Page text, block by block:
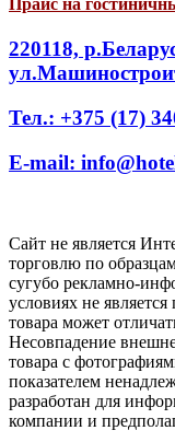
Прайс на
220118,
Тел.: +375 (17)
E-mail:
Сайт не является
торговлю по
сугубо рекламно-
условиях не
товара может
Несовпадение
товара с
показателем
разработан для
компании и